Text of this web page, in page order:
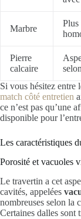
Marbre
Plus
Pierre
calcaire
Si vous hésitez entre
match côté entretien
ce n’est pas qu’une
disponible pour
Les caractéristiques
Porosité et vacuoles
Le travertin a cet
cavités, appelées
nombreuses selon la
Certaines dalles sont